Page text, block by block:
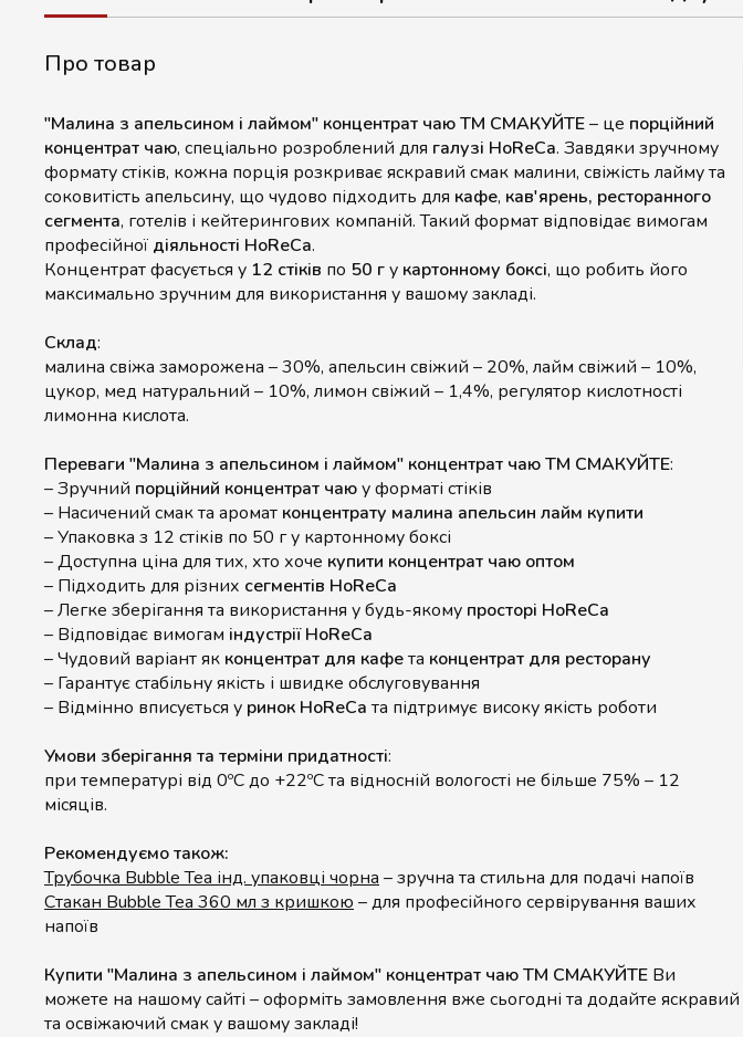
Про товар
"Малина з апельсином і лаймом" концентрат чаю ТМ СМАКУЙТЕ– це порційний
концентрат чаю, спеціально розроблений для галузі HoReCa. Завдяки зручному
формату стіків, кожна порція розкриває яскравий смак малини, свіжість лайму та
соковитість апельсину, що чудово підходить для кафе, кав'ярень, ресторанного
сегмента, готелів і кейтерингових компаній. Такий формат відповідає вимогам
професійної діяльності HoReCa.
Концентрат фасується у 12 стіків по 50 гу картонному боксі, що робить його
максимально зручним для використання у вашому закладі.
Склад:
малина свіжа заморожена – 30%, апельсин свіжий – 20%, лайм свіжий – 10%,
цукор, мед натуральний – 10%, лимон свіжий – 1,4%, регулятор кислотності
лимонна кислота.
Переваги "Малина з апельсином і лаймом" концентрат чаю ТМ СМАКУЙТЕ:
– Зручний порційний концентрат чаюу форматі стіків
– Насичений смак та аромат концентрату малина апельсин лайм купити
– Упаковка з 12 стіків по 50 г у картонному боксі
– Доступна ціна для тих, хто хоче купити концентрат чаю оптом
– Підходить для різних сегментів HoReCa
– Легке зберігання та використання у будь-якому просторі HoReCa
– Відповідає вимогам індустрії HoReCa
– Чудовий варіант як концентрат для кафета концентрат для ресторану
– Гарантує стабільну якість і швидке обслуговування
– Відмінно вписується у ринок HoReCa та підтримує високу якість роботи
Умови зберігання та терміни придатності:
при температурі від 0ºС до +22ºС та відносній вологості не більше 75% – 12
місяців.
Рекомендуємо також:
Трубочка Bubble Tea інд. упаковці чорна – зручна та стильна для подачі напоїв
Стакан Bubble Tea 360 мл з кришкою – для професійного сервірування ваших
напоїв
Купити "Малина з апельсином і лаймом" концентрат чаю ТМ СМАКУЙТЕ Ви
можете на нашому сайті – оформіть замовлення вже сьогодні та додайте яскравий
та освіжаючий смак у вашому закладі!